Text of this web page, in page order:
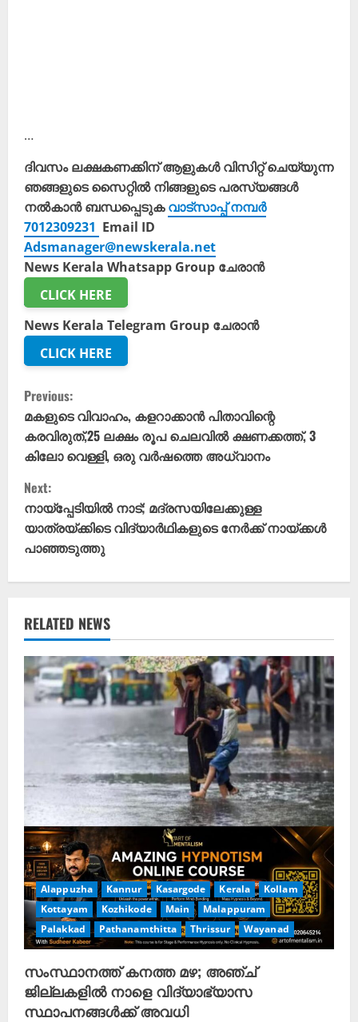
…
ദിവസം ലക്ഷകണക്കിന് ആളുകൾ വിസിറ്റ് ചെയ്യുന്ന
ഞങ്ങളുടെ സൈറ്റിൽ നിങ്ങളുടെ പരസ്യങ്ങൾ
നൽകാൻ ബന്ധപ്പെടുകവാട്സാപ്പ് നമ്പർ
7012309231 Email ID
Adsmanager@newskerala.net
News Kerala Whatsapp Group ചേരാൻ
CLICK HERE
News Kerala Telegram Group ചേരാൻ
CLICK HERE
C
o
n
t
i
n
u
e
R
e
i
n
g
Previous:
മകളുടെ വിവാഹം, കളറാക്കാൻ പിതാവിന്റെ
കരവിരുത്,25 ലക്ഷം രൂപ ചെലവിൽ ക്ഷണക്കത്ത്, 3
കിലോ വെള്ളി, ഒരു വർഷത്തെ അധ്വാനം
Next:
നായ്പ്പേടിയിൽ നാട്; മദ്രസയിലേക്കുള്ള
യാത്രയ്ക്കിടെ വിദ്യാർഥികളുടെ നേർക്ക് നായ്ക്കൾ
പാഞ്ഞടുത്തു
RELATED NEWS
Alappuzha Kannur Kasargode Kerala
Kollam
Kottayam
Kozhikode Main
Malappuram
Palakkad
Pathanamthitta Thrissur Wayanad
സംസ്ഥാനത്ത് കനത്ത മഴ; അഞ്ച്
ജില്ലകളിൽ നാളെ വിദ്യാഭ്യാസ
സ്ഥാപനങ്ങൾക്ക് അവധി